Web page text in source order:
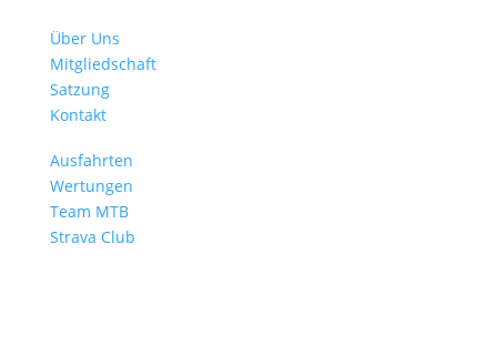
Über Uns
Mitgliedschaft
Satzung
Kontakt
Ausfahrten
Wertungen
Team MTB
Strava Club